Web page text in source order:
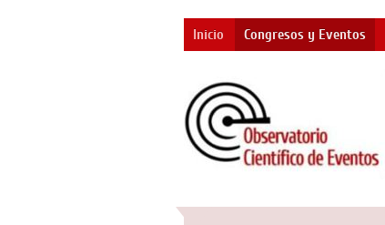
Inicio Congresos y Eventos